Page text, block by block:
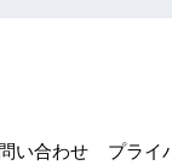
い合わせ プライ